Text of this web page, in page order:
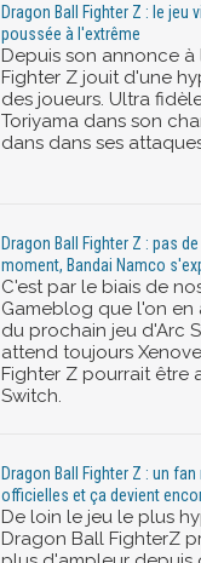
Dragon Ball Fighter Z : le jeu
poussée à l'extrême
Depuis son annonce à
Fighter Z jouit d'une
des joueurs. Ultra
Toriyama dans son
dans dans ses
Dragon Ball Fighter Z : pas
moment, Bandai Namco
C'est par le biais de
Gameblog que l'on
du prochain jeu d'Arc
attend toujours
Fighter Z pourrait être
Switch.
Dragon Ball Fighter Z : un
officielles et ça devient
De loin le jeu le plus
Dragon Ball FighterZ